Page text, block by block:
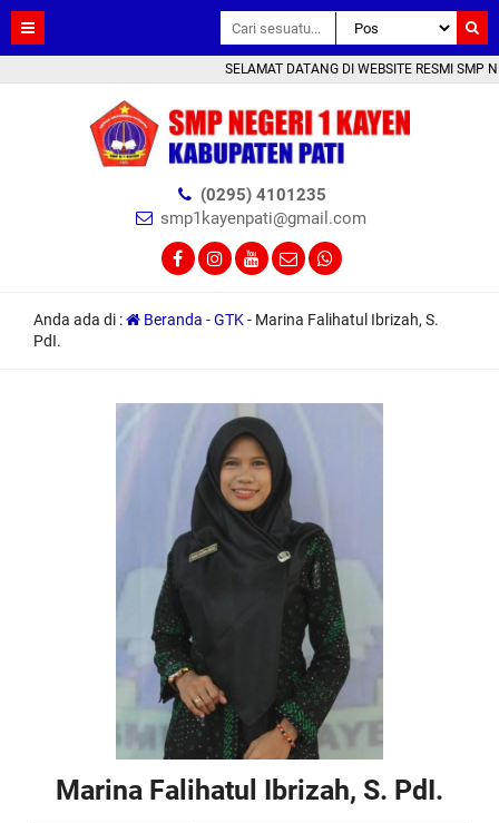
SELAMAT DATANG DI WEBSITE RESMI SMP
(0295) 4101235
smp1kayenpati@gmail.com
Anda ada di : Beranda -GTK- Marina Falihatul Ibrizah, S.
PdI.
Marina Falihatul Ibrizah, S. PdI.